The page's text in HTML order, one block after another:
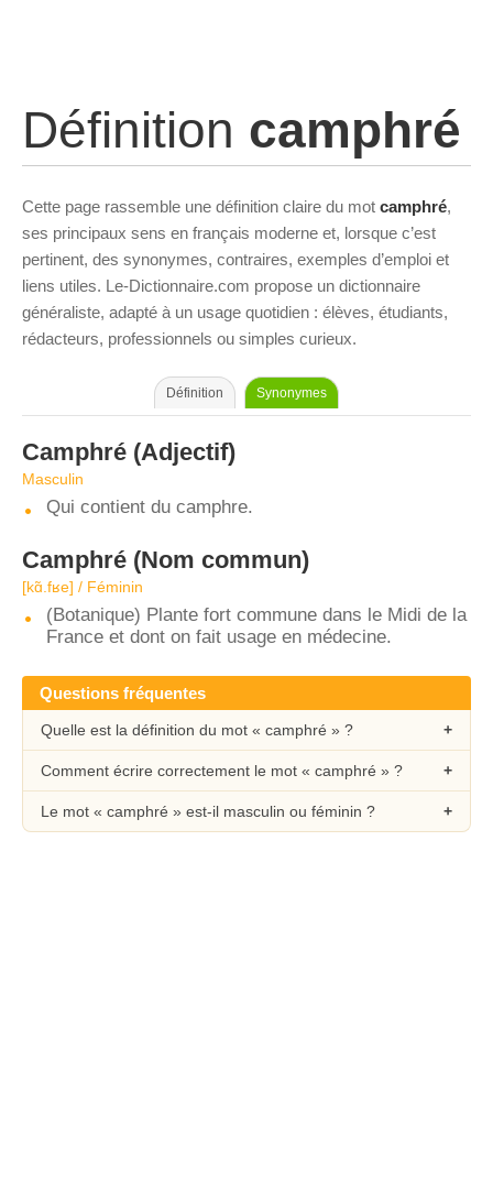
Définition camphré
Cette page rassemble une définition claire du mot camphré,
ses principaux sens en français moderne et, lorsque c’est
pertinent, des synonymes, contraires, exemples d’emploi et
liens utiles. Le-Dictionnaire.com propose un dictionnaire
généraliste, adapté à un usage quotidien : élèves, étudiants,
rédacteurs, professionnels ou simples curieux.
Définition Synonymes
Camphré (Adjectif)
Masculin
Qui contient du camphre.
Camphré (Nom commun)
[kɑ̃.fʁe] / Féminin
(Botanique) Plante fort commune dans le Midi de la
France et dont on fait usage en médecine.
Questions fréquentes
Quelle est la définition du mot « camphré » ?
Comment écrire correctement le mot « camphré » ?
Le mot « camphré » est-il masculin ou féminin ?